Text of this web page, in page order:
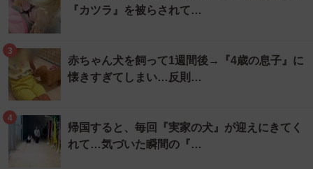
『カツラ』を被らされて…
3
赤ちゃん犬を飼って1週間後→『4歳の息子』に
懐きすぎてしまい…反則…
4
帰国すると、毎回『実家の犬』が迎えにきてく
れて…気づいた瞬間の『…